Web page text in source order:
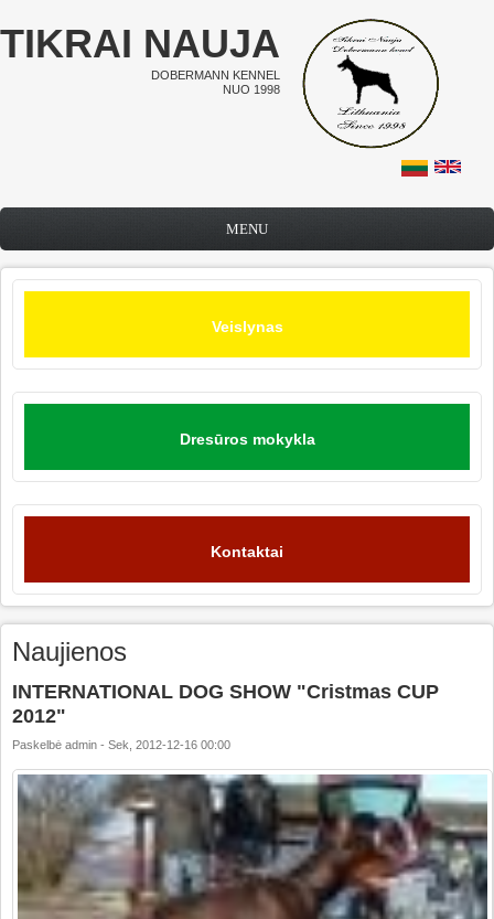
Pereiti į pagrindinį turinį
TIKRAI NAUJA
DOBERMANN KENNEL
NUO 1998
MENU
Veislynas
Dresūros mokykla
Kontaktai
Naujienos
INTERNATIONAL DOG SHOW "Cristmas CUP
2012"
Paskelbė admin - Sek, 2012-12-16 00:00